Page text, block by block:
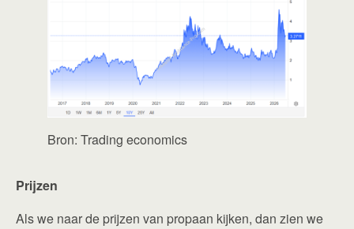
Bron: Trading economics
Prijzen
Als we naar de prijzen van propaan kijken, dan zien we